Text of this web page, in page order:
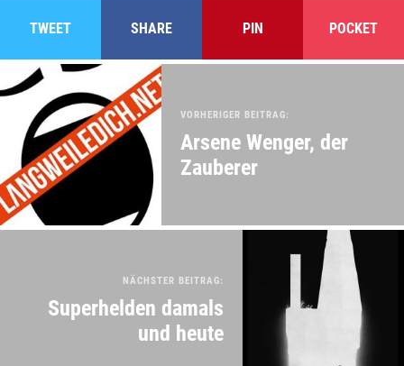
TWEET SHARE PIN POCKET
VORHERIGER BEITRAG:
Arsene Wenger, der
Zauberer
NÄCHSTER BEITRAG:
Superhelden damals
und heute